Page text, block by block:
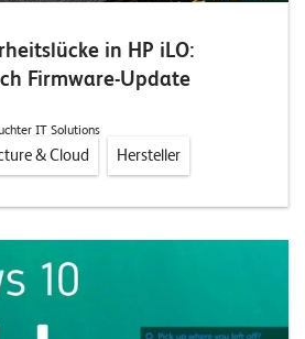
in HP iLO:
Firmware-Update
IT Solutions
& Cloud Hersteller